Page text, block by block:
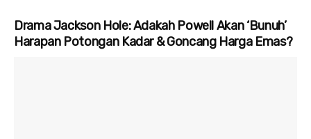
Drama Jackson Hole: Adakah Powell Akan ‘Bunuh’
Harapan Potongan Kadar & Goncang Harga Emas?